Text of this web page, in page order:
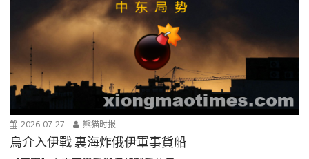
2026-07-27 熊猫时报
烏介入伊戰 裏海炸俄伊軍事貨船